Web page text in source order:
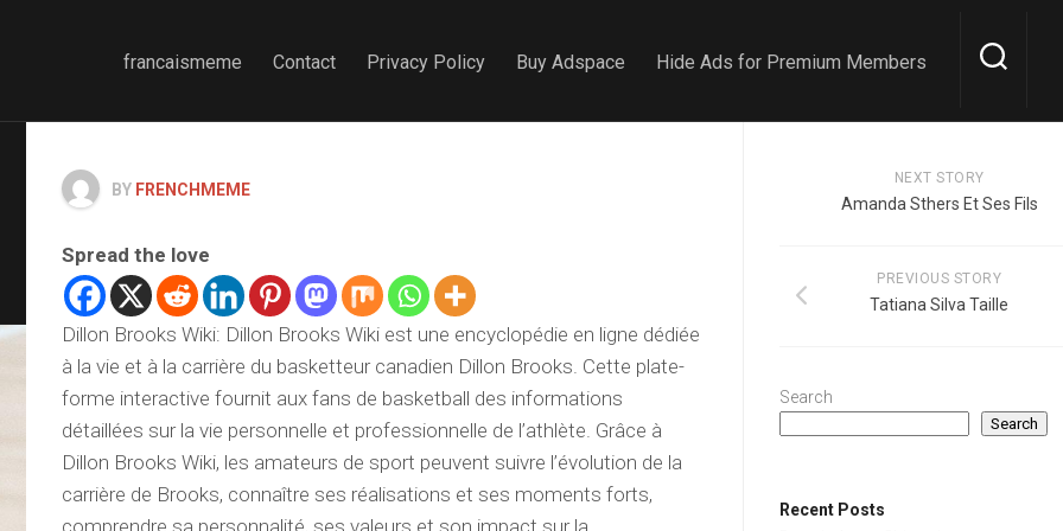
francaismeme Contact Privacy Policy Buy Adspace Hide Ads for Premium Members
BY FRENCHMEME
Spread the love
Dillon Brooks Wiki: Dillon Brooks Wiki est une encyclopédie en ligne dédiée
à la vie et à la carrière du basketteur canadien Dillon Brooks. Cette plate-
forme interactive fournit aux fans de basketball des informations
détaillées sur la vie personnelle et professionnelle de l’athlète. Grâce à
Dillon Brooks Wiki, les amateurs de sport peuvent suivre l’évolution de la
carrière de Brooks, connaître ses réalisations et ses moments forts,
comprendre sa personnalité, ses valeurs et son impact sur la
NEXT STORY
Amanda Sthers Et Ses Fils
PREVIOUS STORY
Tatiana Silva Taille
Search
Search
Recent Posts